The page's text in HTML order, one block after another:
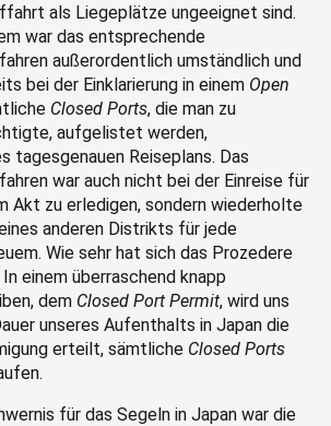
als Liegeplätze ungeeignet sind.
war das entsprechende
außerordentlich umständlich und
bei der Einklarierung in einem Open
Closed Ports, die man zu
aufgelistet werden,
tagesgenauen Reiseplans. Das
war auch nicht bei der Einreise für
Akt zu erledigen, sondern wiederholte
anderen Distrikts für jede
Wie sehr hat sich das Prozedere
einem überraschend knapp
dem Closed Port Permit, wird uns
unseres Aufenthalts in Japan die
erteilt, sämtliche Closed Ports
für das Segeln in Japan war die